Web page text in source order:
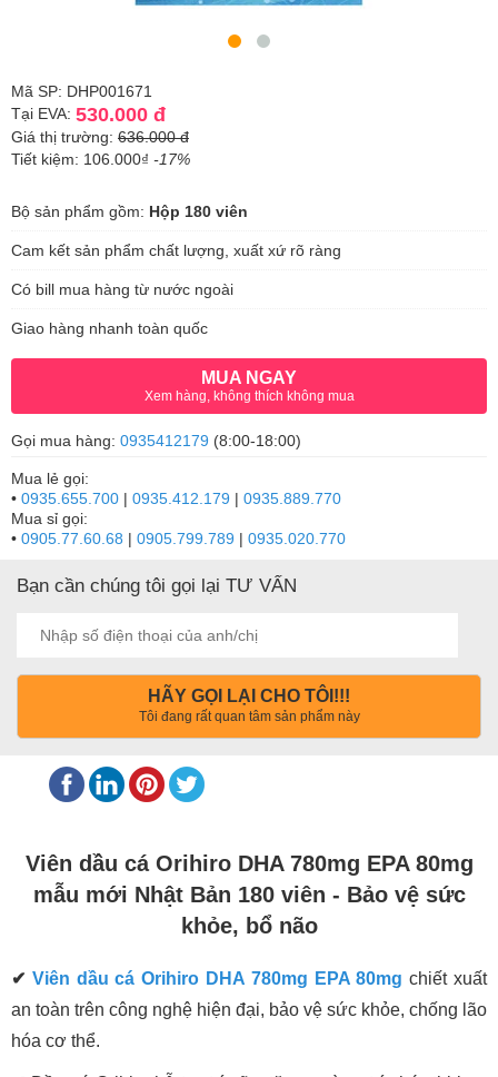
Mã SP: DHP001671
Tại EVA: 530.000 đ
Giá thị trường: 636.000 đ
Tiết kiệm: 106.000₫ -17%
Bộ sản phẩm gồm: Hộp 180 viên
Cam kết sản phẩm chất lượng, xuất xứ rõ ràng
Có bill mua hàng từ nước ngoài
Giao hàng nhanh toàn quốc
MUA NGAY
Xem hàng, không thích không mua
Gọi mua hàng: 0935412179 (8:00-18:00)
Mua lẻ gọi:
• 0935.655.700 | 0935.412.179 | 0935.889.770
Mua sỉ gọi:
• 0905.77.60.68 | 0905.799.789 | 0935.020.770
Bạn cần chúng tôi gọi lại TƯ VẤN
HÃY GỌI LẠI CHO TÔI!!!
Tôi đang rất quan tâm sản phẩm này
Viên dầu cá Orihiro DHA 780mg EPA 80mg
mẫu mới Nhật Bản 180 viên - Bảo vệ sức
khỏe, bổ não
✔ Viên dầu cá Orihiro DHA 780mg EPA 80mg chiết xuất
an toàn trên công nghệ hiện đại, bảo vệ sức khỏe, chống lão
hóa cơ thể.